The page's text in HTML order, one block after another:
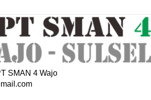
SMAN 4 Wajo